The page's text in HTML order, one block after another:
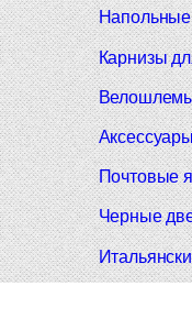
Напольные
Карнизы
Почтовые
Черные